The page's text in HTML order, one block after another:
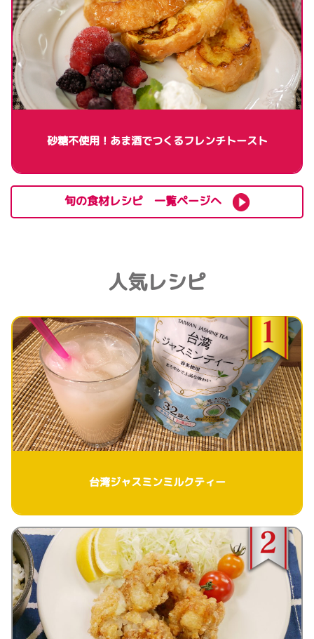
砂糖不使用！あま酒でつくるフレンチトースト
旬の食材レシピ 一覧ページへ
人気レシピ
台湾ジャスミンミルクティー